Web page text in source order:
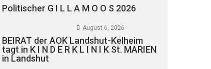
Politischer G I L L A M O O S 2026
August 6, 2026
BEIRAT der AOK Landshut-Kelheim
tagt in K I N D E R K L I N I K St. MARIEN
in Landshut